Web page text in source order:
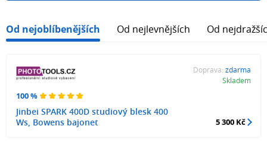
Od nejoblíbenějších Od nejlevnějších Od
100 %
Jinbei SPARK 400D studiový blesk 400
Ws, Bowens bajonet
Doprava: zdarma
Skladem
5 300 Kč